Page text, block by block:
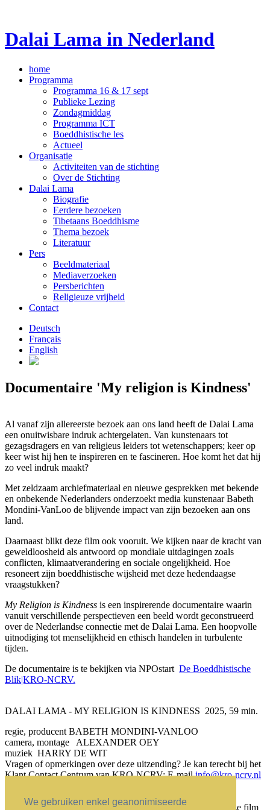
We gebruiken enkel geanonimiseerde
Dalai Lama in Nederland
home
Programma
Programma 16 & 17 sept
Publieke Lezing
Zondagmiddag
Programma ICT
Boeddhistische les
Actueel
Organisatie
Activiteiten van de stichting
Over de Stichting
Dalai Lama
Biografie
Eerdere bezoeken
Tibetaans Boeddhisme
Thema bezoek
Literatuur
Pers
Beeldmateriaal
Mediaverzoeken
Persberichten
Religieuze vrijheid
Contact
Deutsch
Français
English
Documentaire 'My religion is Kindness'
Al vanaf zijn allereerste bezoek aan ons land heeft de Dalai Lama
een onuitwisbare indruk achtergelaten. Van kunstenaars tot
gezagsdragers en van religieus leiders tot wetenschappers; keer op
keer wist hij hen te inspireren en te fascineren. Hoe komt het dat hij
zo veel indruk maakt?
Met zeldzaam archiefmateriaal en nieuwe gesprekken met bekende
en onbekende Nederlanders onderzoekt media kunstenaar Babeth
Mondini-VanLoo de blijvende impact van zijn bezoeken aan ons
land.
Daarnaast blikt deze film ook vooruit. We kijken naar de kracht van
geweldloosheid als antwoord op mondiale uitdagingen zoals
conflicten, klimaatverandering en sociale ongelijkheid. Hoe
resoneert zijn boeddhistische wijsheid met deze hedendaagse
vraagstukken?
My Religion is Kindness is een inspirerende documentaire waarin
vanuit verschillende perspectieven een beeld wordt geconstrueerd
over de Nederlandse connectie met de Dalai Lama. Een hoopvolle
uitnodiging tot menselijkheid en ethisch handelen in turbulente
tijden.
De documentaire is te bekijken via NPOstart De Boeddhistische
Blik|KRO-NCRV.
DALAI LAMA - MY RELIGION IS KINDNESS 2025, 59 min.
regie, producent BABETH MONDINI-VANLOO
camera, montage ALEXANDER OEY
muziek HARRY DE WIT
Vragen of opmerkingen over deze uitzending? Je kan terecht bij het
Klant Contact Centrum van KRO-NCRV: E-mailinfo@kro-ncrv.nl
Ter ere van de 90e verjaardag van Z.H. de Dalai Lama is deze film